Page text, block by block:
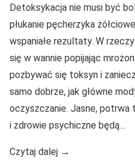
Detoksykacja nie musi być
płukanie pęcherzyka
wspaniałe rezultaty. W
się w wannie popijając
pozbywać się toksyn i
samo dobrze, jak główne
oczyszczanie. Jasne, potrwa
i zdrowie psychiczne będą…
Czytaj dalej →